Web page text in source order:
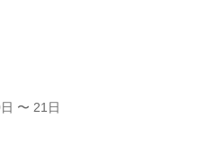
〜 21日